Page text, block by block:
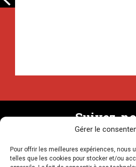
Gérer le
Pour offrir les meilleures expériences, nous
telles que les cookies pour stocker et/ou
Suivez-
Recevez la